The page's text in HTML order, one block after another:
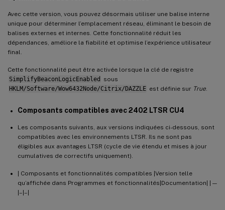
Avec cette version, vous pouvez désormais utiliser une balise interne
unique pour déterminer l’emplacement réseau, éliminant le besoin de
balises externes et internes. Cette fonctionnalité réduit les
dépendances, améliore la fiabilité et optimise l’expérience utilisateur
final.
Cette fonctionnalité peut être activée lorsque la clé de registre
SimplifyBeaconLogicEnabled
sous
HKLM/Software/Wow6432Node/Citrix/DAZZLE est définie sur True.
Composants compatibles avec 2402 LTSR CU4
Les composants suivants, aux versions indiquées ci-dessous, sont
compatibles avec les environnements LTSR. Ils ne sont pas
éligibles aux avantages LTSR (cycle de vie étendu et mises à jour
cumulatives de correctifs uniquement).
| Composants et fonctionnalités compatibles |Version telle
qu’affichée dans Programmes et fonctionnalités|Documentation| | —
|–|–|